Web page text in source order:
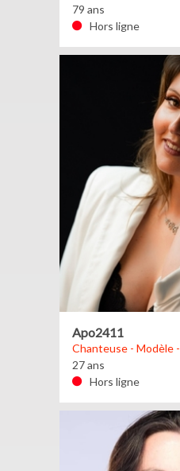
79 ans
Hors ligne
Apo2411
Chanteuse - Modèle
27 ans
Hors ligne